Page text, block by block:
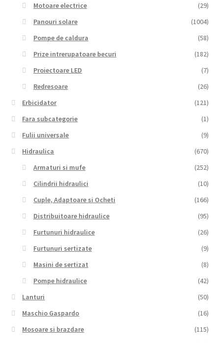
Motoare electrice
(29)
Panouri solare
(1004)
Pompe de caldura
(58)
Prize intrerupatoare becuri
(182)
Proiectoare LED
(7)
Redresoare
(26)
Erbicidator
(121)
Fara subcategorie
(1)
Fulii universale
(9)
Hidraulica
(670)
Armaturi si mufe
(252)
Cilindrii hidraulici
(10)
Cuple, Adaptoare si Ocheti
(166)
Distribuitoare hidraulice
(95)
Furtunuri hidraulice
(26)
Furtunuri sertizate
(9)
Masini de sertizat
(8)
Pompe hidraulice
(42)
Lanturi
(50)
Maschio Gaspardo
(16)
Mosoare si brazdare
(115)